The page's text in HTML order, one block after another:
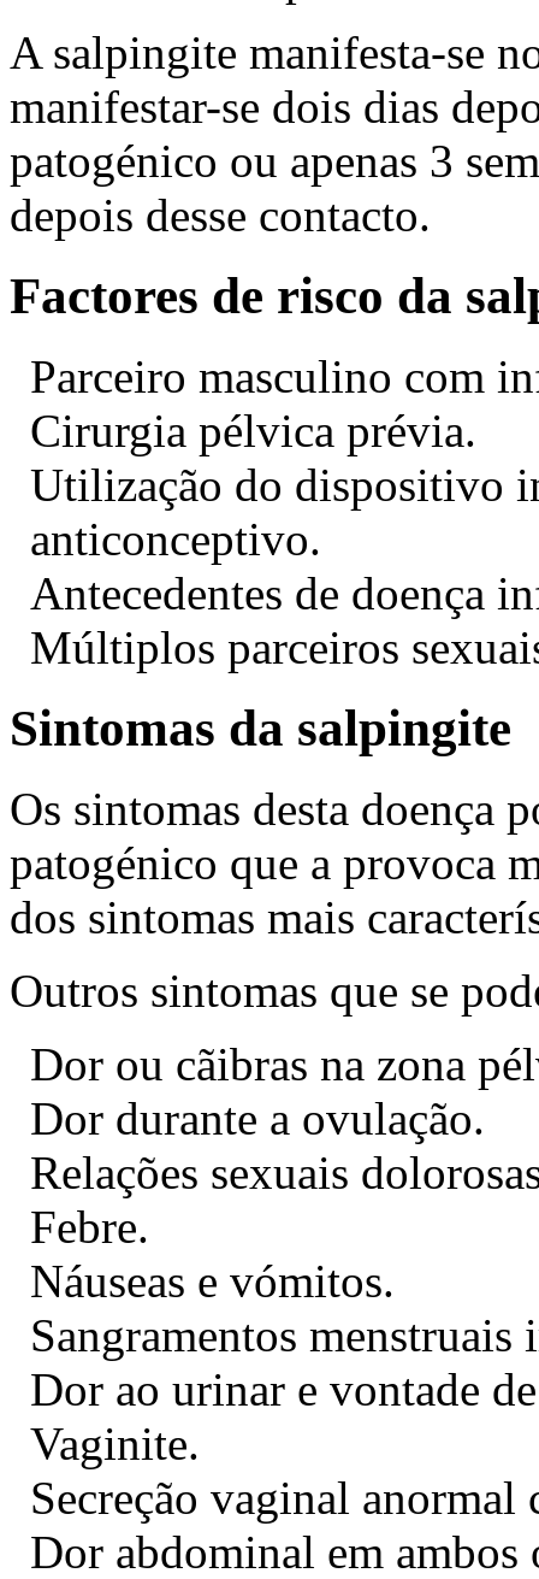
A salpingite manifesta-se
manifestar-se dois dias
patogénico ou apenas 3
depois desse contacto.
Factores de risco da
Parceiro masculino com
Cirurgia pélvica prévia.
Utilização do dispositivo
anticonceptivo.
Antecedentes de doença
Múltiplos parceiros
Sintomas da salpingite
Os sintomas desta doença
patogénico que a provoca
dos sintomas mais
Outros sintomas que se
Dor ou cãibras na zona
Dor durante a ovulação.
Relações sexuais
Febre.
Náuseas e vómitos.
Sangramentos menstruais
Dor ao urinar e vontade
Vaginite.
Secreção vaginal anormal
Dor abdominal em ambos